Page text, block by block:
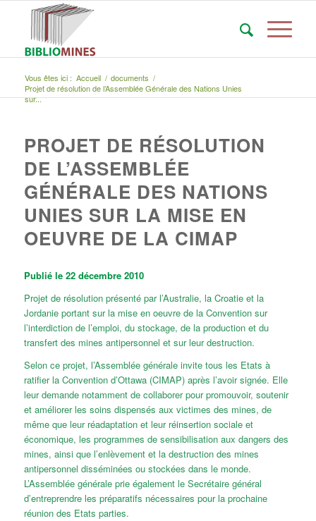
Vous êtes ici : Accueil / documents /
Projet de résolution de l’Assemblée Générale des Nations Unies
sur...
PROJET DE RÉSOLUTION
DE L’ASSEMBLÉE
GÉNÉRALE DES NATIONS
UNIES SUR LA MISE EN
OEUVRE DE LA CIMAP
Publié le 22 décembre 2010
Projet de résolution présenté par l’Australie, la Croatie et la
Jordanie portant sur la mise en oeuvre de la Convention sur
l’interdiction de l’emploi, du stockage, de la production et du
transfert des mines antipersonnel et sur leur destruction.
Selon ce projet, l’Assemblée générale invite tous les Etats à
ratifier la Convention d’Ottawa (CIMAP) après l’avoir signée. Elle
leur demande notamment de collaborer pour promouvoir, soutenir
et améliorer les soins dispensés aux victimes des mines, de
même que leur réadaptation et leur réinsertion sociale et
économique, les programmes de sensibilisation aux dangers des
mines, ainsi que l’enlèvement et la destruction des mines
antipersonnel disséminées ou stockées dans le monde.
L’Assemblée générale prie également le Secrétaire général
d’entreprendre les préparatifs nécessaires pour la prochaine
réunion des Etats parties.